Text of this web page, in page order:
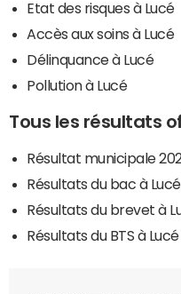
Etat des risques à Lucé
Accès aux soins à Lucé
Délinquance à Lucé
Pollution à Lucé
Tous les résultats
Résultat municipale
Résultats du bac à Lucé
Résultats du brevet à
Résultats du BTS à Lucé